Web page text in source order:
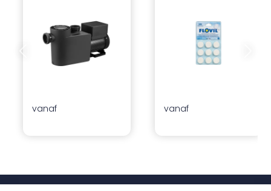
vanaf vanaf
Vorige dia